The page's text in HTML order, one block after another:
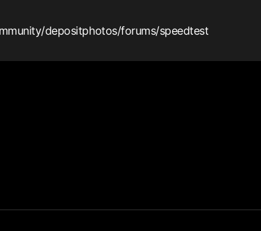
/depositphotos/forums/speedtest